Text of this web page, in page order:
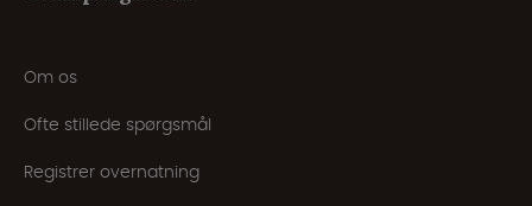
Om os
Ofte stillede spørgsmål
Registrer overnatning